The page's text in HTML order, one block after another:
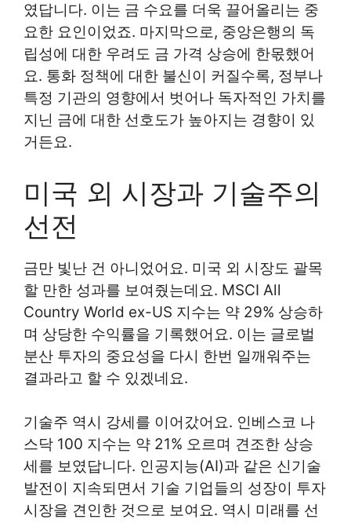
였답니다. 이는 금 수요를 더욱 끌어올리는 중
요한 요인이었죠. 마지막으로, 중앙은행의 독
립성에 대한 우려도 금 가격 상승에 한몫했어
요. 통화 정책에 대한 불신이 커질수록, 정부나
특정 기관의 영향에서 벗어나 독자적인 가치를
지닌 금에 대한 선호도가 높아지는 경향이 있
거든요.
미국 외 시장과 기술주의
선전
금만 빛난 건 아니었어요. 미국 외 시장도 괄목
할 만한 성과를 보여줬는데요. MSCI All
Country World ex-US 지수는 약 29% 상승하
며 상당한 수익률을 기록했어요. 이는 글로벌
분산 투자의 중요성을 다시 한번 일깨워주는
결과라고 할 수 있겠네요.
기술주 역시 강세를 이어갔어요. 인베스코 나
스닥 100 지수는 약 21% 오르며 견조한 상승
세를 보였답니다. 인공지능(AI)과 같은 신기술
발전이 지속되면서 기술 기업들의 성장이 투자
시장을 견인한 것으로 보여요. 역시 미래를 선